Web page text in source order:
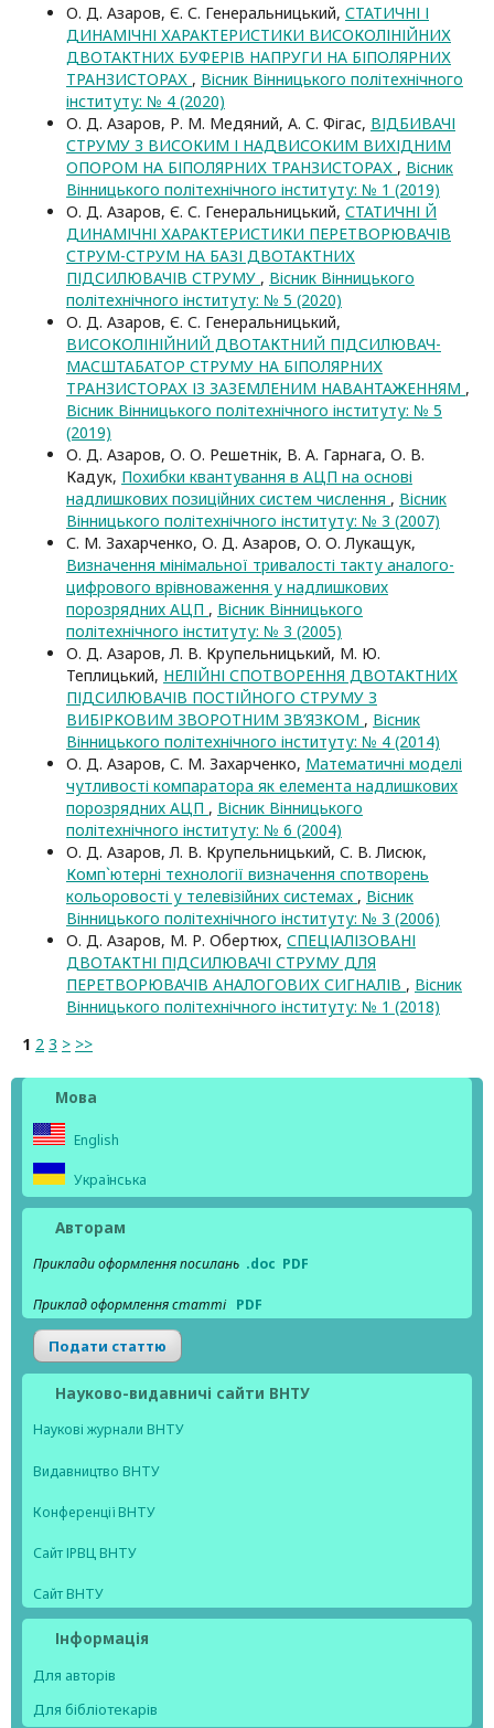
О. Д. Азаров, Є. С. Генеральницький, СТАТИЧНІ І
ДИНАМІЧНІ ХАРАКТЕРИСТИКИ ВИСОКОЛІНІЙНИХ
ДВОТАКТНИХ БУФЕРІВ НАПРУГИ НА БІПОЛЯРНИХ
ТРАНЗИСТОРАХ , Вісник Вінницького політехнічного
інституту: № 4 (2020)
О. Д. Азаров, Р. М. Медяний, А. С. Фігас, ВІДБИВАЧІ
СТРУМУ З ВИСОКИМ І НАДВИСОКИМ ВИХІДНИМ
ОПОРОМ НА БІПОЛЯРНИХ ТРАНЗИСТОРАХ , Вісник
Вінницького політехнічного інституту: № 1 (2019)
О. Д. Азаров, Є. С. Генеральницький, СТАТИЧНІ Й
ДИНАМІЧНІ ХАРАКТЕРИСТИКИ ПЕРЕТВОРЮВАЧІВ
СТРУМ-СТРУМ НА БАЗІ ДВОТАКТНИХ
ПІДСИЛЮВАЧІВ СТРУМУ , Вісник Вінницького
політехнічного інституту: № 5 (2020)
О. Д. Азаров, Є. С. Генеральницький,
ВИСОКОЛІНІЙНИЙ ДВОТАКТНИЙ ПІДСИЛЮВАЧ-
МАСШТАБАТОР СТРУМУ НА БІПОЛЯРНИХ
ТРАНЗИСТОРАХ ІЗ ЗАЗЕМЛЕНИМ НАВАНТАЖЕННЯМ ,
Вісник Вінницького політехнічного інституту: № 5
(2019)
О. Д. Азаров, О. О. Решетнік, В. А. Гарнага, О. В.
Кадук, Похибки квантування в АЦП на основі
надлишкових позиційних систем числення , Вісник
Вінницького політехнічного інституту: № 3 (2007)
С. М. Захарченко, О. Д. Азаров, О. О. Лукащук,
Визначення мінімальної тривалості такту аналого-
цифрового врівноваження у надлишкових
порозрядних АЦП , Вісник Вінницького
політехнічного інституту: № 3 (2005)
О. Д. Азаров, Л. В. Крупельницький, М. Ю.
Теплицький, НЕЛІЙНІ СПОТВОРЕННЯ ДВОТАКТНИХ
ПІДСИЛЮВАЧІВ ПОСТІЙНОГО СТРУМУ З
ВИБІРКОВИМ ЗВОРОТНИМ ЗВ’ЯЗКОМ , Вісник
Вінницького політехнічного інституту: № 4 (2014)
О. Д. Азаров, С. М. Захарченко, Математичні моделі
чутливості компаратора як елемента надлишкових
порозрядних АЦП , Вісник Вінницького
політехнічного інституту: № 6 (2004)
О. Д. Азаров, Л. В. Крупельницький, С. В. Лисюк,
Комп`ютерні технології визначення спотворень
кольоровості у телевізійних системах , Вісник
Вінницького політехнічного інституту: № 3 (2006)
О. Д. Азаров, М. Р. Обертюх, СПЕЦІАЛІЗОВАНІ
ДВОТАКТНІ ПІДСИЛЮВАЧІ СТРУМУ ДЛЯ
ПЕРЕТВОРЮВАЧІВ АНАЛОГОВИХ СИГНАЛІВ , Вісник
Вінницького політехнічного інституту: № 1 (2018)
1 2 3 > >>
Мова
English
Українська
Авторам
Приклади оформлення посилань .doc PDF
Приклад оформлення статті PDF
Подати статтю
Науково-видавничі сайти ВНТУ
Наукові журнали ВНТУ
Видавництво ВНТУ
Конференції ВНТУ
Сайт ІРВЦ ВНТУ
Сайт ВНТУ
Інформація
Для авторів
Для бібліотекарів